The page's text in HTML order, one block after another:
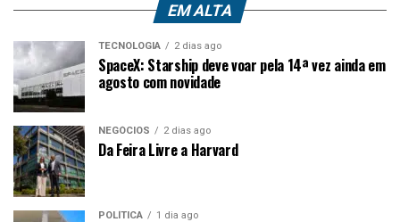
EM ALTA
TECNOLOGIA 2 dias ago
SpaceX: Starship deve voar pela 14ª vez ainda em
agosto com novidade
NEGÓCIOS 2 dias ago
Da Feira Livre a Harvard
POLÍTICA 1 dia ago